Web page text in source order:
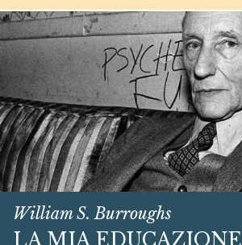
William S. Burroughs
LA MIA EDUCAZIONE